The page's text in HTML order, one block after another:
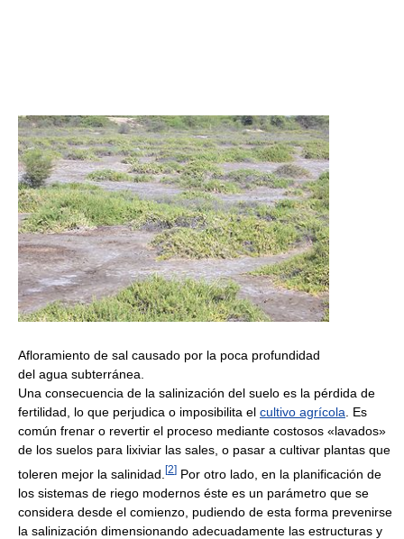
Afloramiento de sal causado por la poca profundidad
del agua subterránea.
Una consecuencia de la salinización del suelo es la pérdida de
fertilidad, lo que perjudica o imposibilita el cultivo agrícola. Es
común frenar o revertir el proceso mediante costosos «lavados»
de los suelos para lixiviar las sales, o pasar a cultivar plantas que
toleren mejor la salinidad. [2] Por otro lado, en la planificación de
los sistemas de riego modernos éste es un parámetro que se
considera desde el comienzo, pudiendo de esta forma prevenirse
la salinización dimensionando adecuadamente las estructuras y